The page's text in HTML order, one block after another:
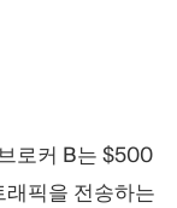
로커 B는 $500
픽을 전송하는